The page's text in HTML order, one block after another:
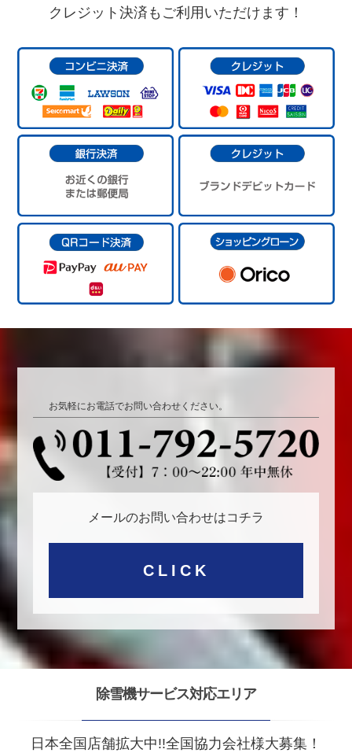
クレジット決済もご利用いただけます！
お気軽にお電話でお問い合わせください。
メールのお問い合わせはコチラ
CLICK
除雪機サービス対応エリア
日本全国店舗拡大中!!全国協力会社様大募集！